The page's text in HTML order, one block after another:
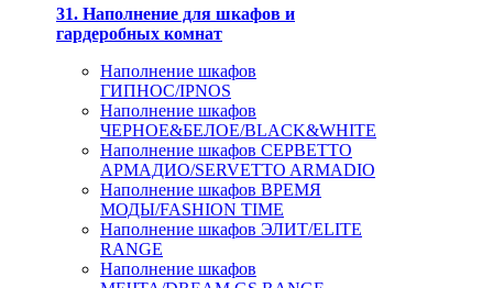
31. Наполнение для шкафов и
гардеробных комнат
Наполнение шкафов
ГИПНОС/IPNOS
Наполнение шкафов
ЧЕРНОЕ&БЕЛОЕ/BLACK&WHITE
Наполнение шкафов СЕРВЕТТО
АРМАДИО/SERVETTO ARMADIO
Наполнение шкафов ВРЕМЯ
МОДЫ/FASHION TIME
Наполнение шкафов ЭЛИТ/ELITE
RANGE
Наполнение шкафов